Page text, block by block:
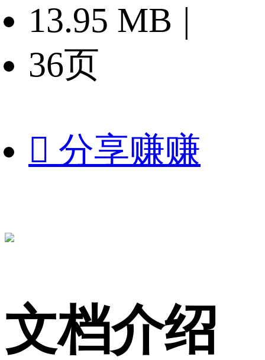
13.95 MB |
36页
 分享赚赚
文档介绍